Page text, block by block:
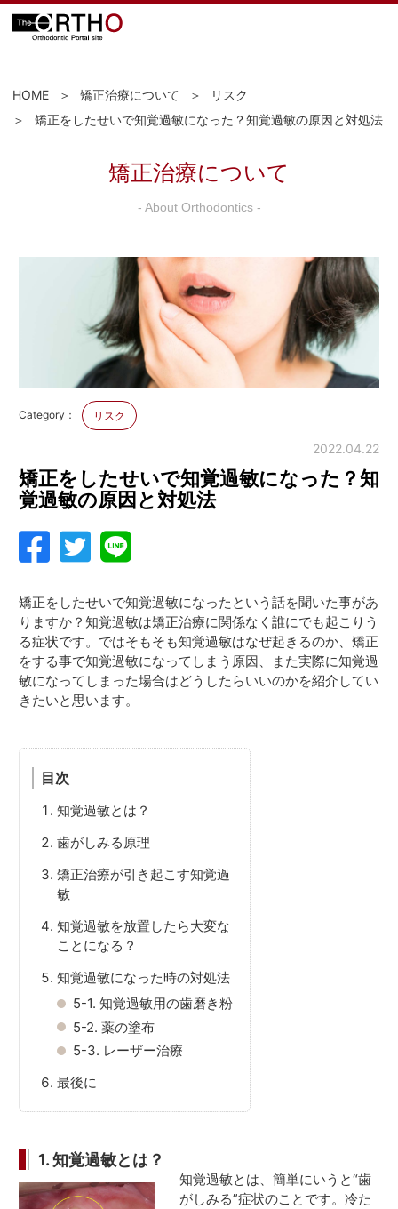
HOME 矯正治療について
リスク
矯正をしたせいで知覚過敏になった？知覚過敏の原因と対処法
矯正治療について
- About Orthodontics -
Category： リスク
2022.04.22
矯正をしたせいで知覚過敏になった？知
覚過敏の原因と対処法
矯正をしたせいで知覚過敏になったという話を聞いた事があ
りますか？知覚過敏は矯正治療に関係なく誰にでも起こりう
る症状です。ではそもそも知覚過敏はなぜ起きるのか、矯正
をする事で知覚過敏になってしまう原因、また実際に知覚過
敏になってしまった場合はどうしたらいいのかを紹介してい
きたいと思います。
目次
知覚過敏とは？
歯がしみる原理
矯正治療が引き起こす知覚過
敏
知覚過敏を放置したら大変な
ことになる？
知覚過敏になった時の対処法
5-1. 知覚過敏用の歯磨き粉
5-2. 薬の塗布
5-3. レーザー治療
最後に
1. 知覚過敏とは？
知覚過敏とは、簡単にいうと“歯
がしみる”症状のことです。冷た